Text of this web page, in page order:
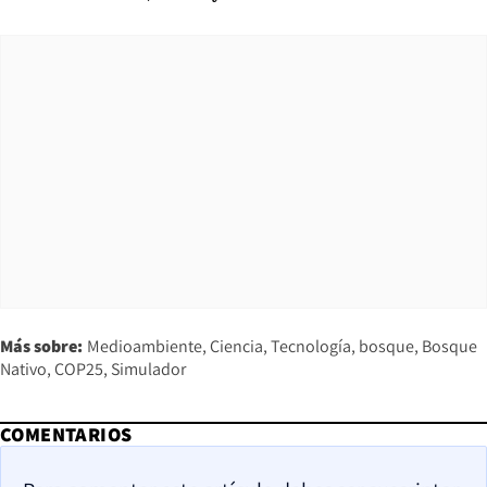
Más sobre: Medioambiente Ciencia Tecnología bosque Bosque
Nativo COP25 Simulador
COMENTARIOS